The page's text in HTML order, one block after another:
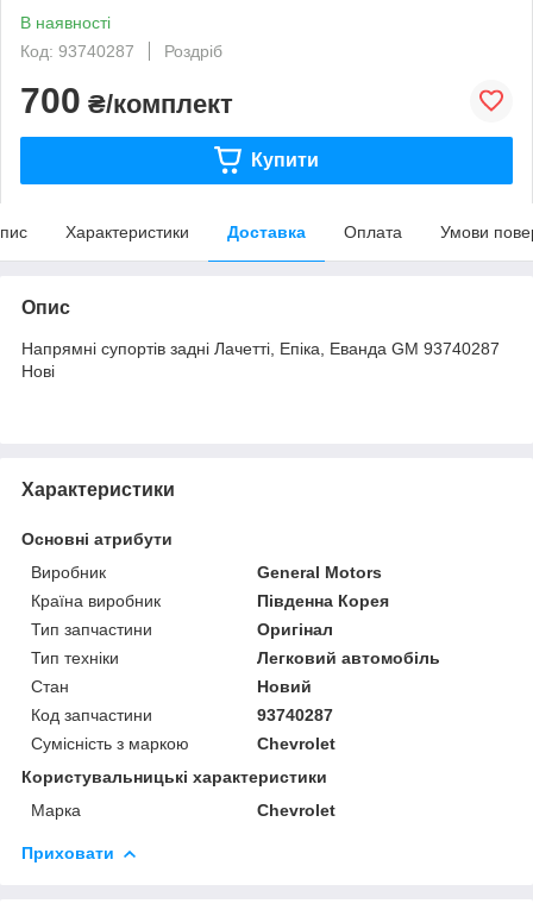
В наявності
Код: 93740287
Роздріб
700 ₴/комплект
Купити
Характеристики Доставка Оплата Умови
Опис
Напрямні супортів задні Лачетті, Епіка, Еванда GM 93740287
Нові
Характеристики
Основні атрибути
Виробник
General Motors
Країна виробник
Південна Корея
Тип запчастини
Оригінал
Тип техніки
Легковий автомобіль
Стан
Новий
Код запчастини
93740287
Сумісність з маркою
Chevrolet
Користувальницькі характеристики
Марка
Chevrolet
Приховати